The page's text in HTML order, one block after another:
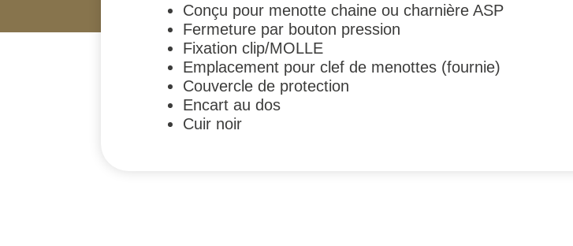
Conçu pour menotte chaine ou charnière ASP
Fermeture par bouton pression
Fixation clip/MOLLE
Emplacement pour clef de menottes (fournie)
Couvercle de protection
Encart au dos
Cuir noir